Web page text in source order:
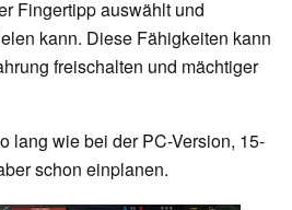
Fingertipp auswählt und
kann. Diese Fähigkeiten kann
freischalten und mächtiger
lang wie bei der PC-Version, 15-
schon einplanen.